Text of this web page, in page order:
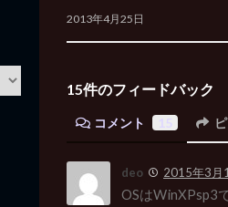
2013年4月25日
15件のフィードバック
コメント
deo 2015年3月
OSはWinXPsp3